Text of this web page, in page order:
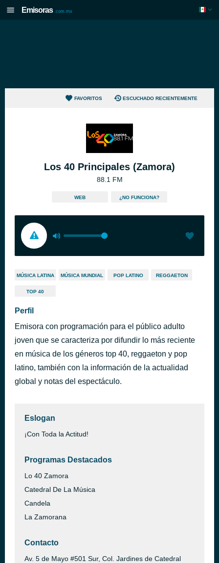
Emisoras .com.mx
FAVORITOS ESCUCHADO RECIENTEMENTE
Los 40 Principales (Zamora)
88.1 FM
WEB ¿NO FUNCIONA?
MÚSICA LATINA MÚSICA MUNDIAL POP LATINO REGGAETON
TOP 40
Perfil
Emisora con programación para el público adulto
joven que se caracteriza por difundir lo más reciente
en música de los géneros top 40, reggaeton y pop
latino, también con la información de la actualidad
global y notas del espectáculo.
Eslogan
¡Con Toda la Actitud!
Programas Destacados
Lo 40 Zamora
Catedral De La Música
Candela
La Zamorana
Contacto
Av. 5 de Mayo #501 Sur, Col. Jardines de Catedral